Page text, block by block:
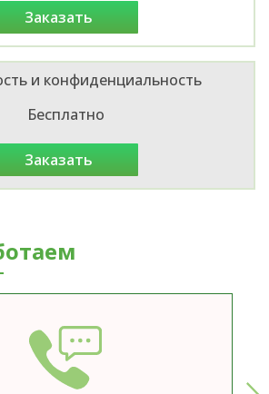
заказать
и конфиденциальность
Бесплатно
заказать